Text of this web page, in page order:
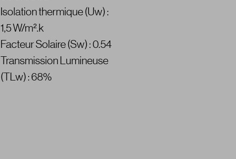
Isolation thermique (Uw) :
1,5 W/m².k
Facteur Solaire (Sw) : 0.54
Transmission Lumineuse
(TLw) : 68%